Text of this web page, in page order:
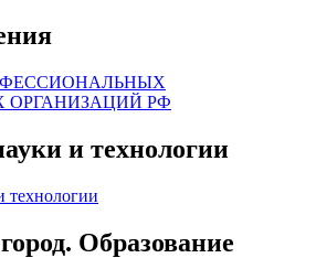
и технологии
Образование